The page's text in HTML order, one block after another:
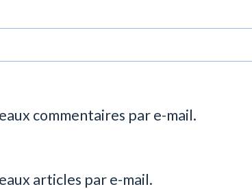
commentaires par e-mail.
articles par e-mail.